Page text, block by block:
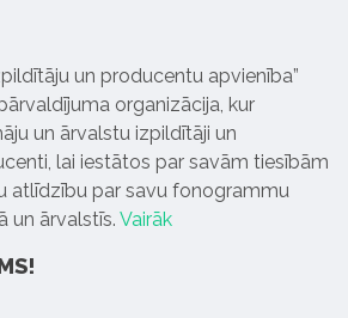
un producentu apvienība”
organizācija, kur
un ārvalstu izpildītāji un
lai iestātos par savām tiesībām
atlīdzību par savu fonogrammu
un ārvalstīs. Vairāk